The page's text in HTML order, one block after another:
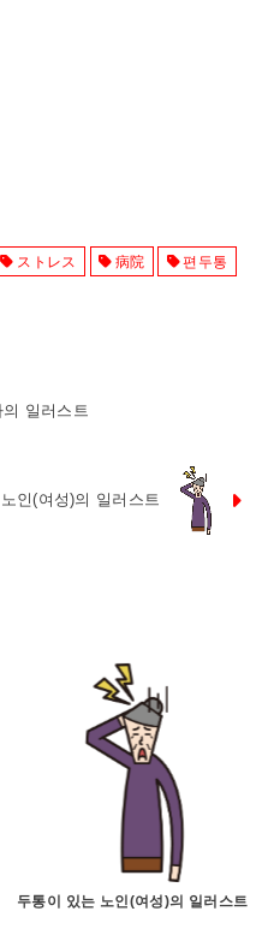
ストレス 病院 편두통
일러스트
인(여성)의 일러스트
두통이 있는 노인(여성)의 일러스트